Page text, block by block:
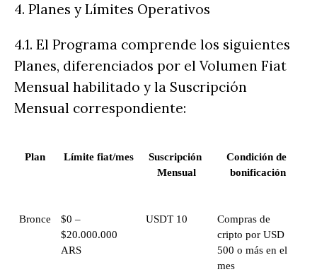
4. Planes y Límites Operativos
4.1. El Programa comprende los siguientes
Planes, diferenciados por el Volumen Fiat
Mensual habilitado y la Suscripción
Mensual correspondiente:
Plan Límite fiat/mes
Suscripción
Mensual
Condición de
bonificación
Bronce
$0 –
$20.000.000
ARS
USDT 10
Compras de
cripto por USD
500 o más en el
mes